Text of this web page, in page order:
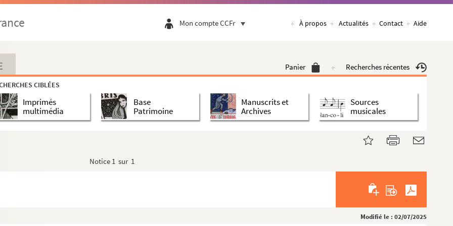
Mon compte CCFr À propos Actualités Contact Aide
Panier Recherches récentes
CIBLÉES
Imprimés
multimédia
Base
Patrimoine
Manuscrits et
Archives
Sources
musicales
Notice 1 sur 1
Modifié le : 02/07/2025
départ de Lille de Louis XVIII en 1815
lycées et pensions